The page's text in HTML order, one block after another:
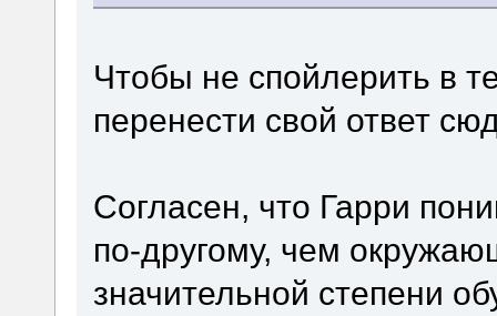
Чтобы не спойлерить в
перенести свой ответ
Согласен, что Гарри
по-другому, чем
значительной степени